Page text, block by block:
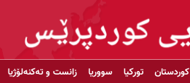
تورکیا سووریا زانست و تەکنەلۆژیا